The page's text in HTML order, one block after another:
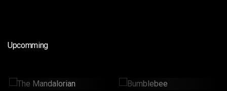
Upcomming
The Mandalorian Bumblebee